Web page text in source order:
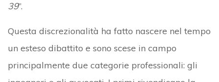
39”.
Questa discrezionalità ha fatto nascere nel tempo
un esteso dibattito e sono scese in campo
principalmente due categorie professionali: gli